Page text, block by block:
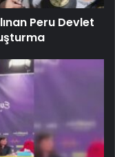
Peru Devlet